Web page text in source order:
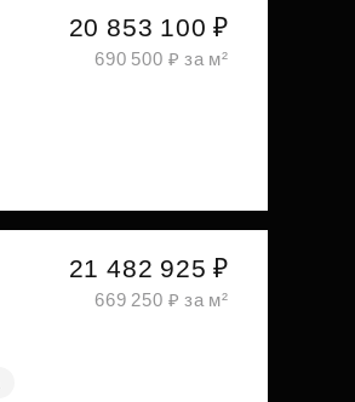
20 853 100 ₽
690 500 ₽ за м²
21 482 925 ₽
669 250 ₽ за м²